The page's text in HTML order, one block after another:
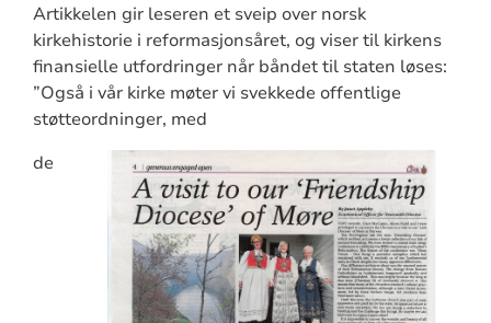
Artikkelen gir leseren et sveip over norsk
kirkehistorie i reformasjonsåret, og viser til kirkens
finansielle utfordringer når båndet til staten løses:
”Også i vår kirke møter vi svekkede offentlige
støtteordninger, med
de